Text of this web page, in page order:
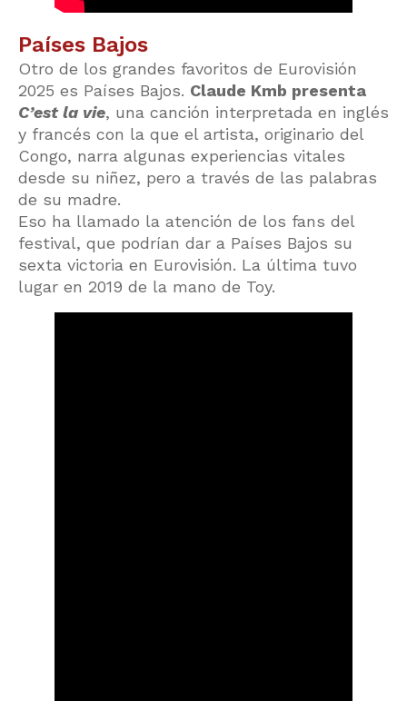
Países Bajos
Otro de los grandes favoritos de Eurovisión
2025 es Países Bajos. Claude Kmb presenta
C’est la vie, una canción interpretada en inglés
y francés con la que el artista, originario del
Congo, narra algunas experiencias vitales
desde su niñez, pero a través de las palabras
de su madre.
Eso ha llamado la atención de los fans del
festival, que podrían dar a Países Bajos su
sexta victoria en Eurovisión. La última tuvo
lugar en 2019 de la mano de Toy.